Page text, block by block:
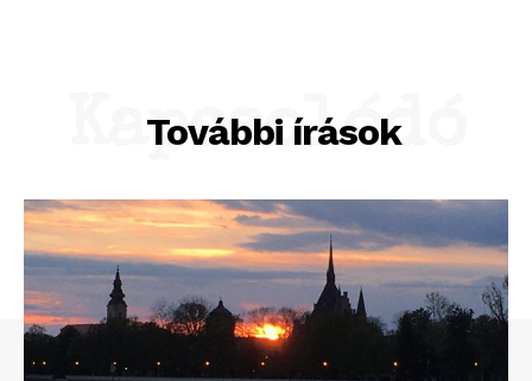
További írások
Kapcsolódó